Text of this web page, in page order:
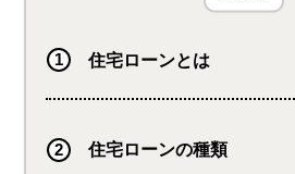
です！
住宅ローンとは
住宅ローンの種類